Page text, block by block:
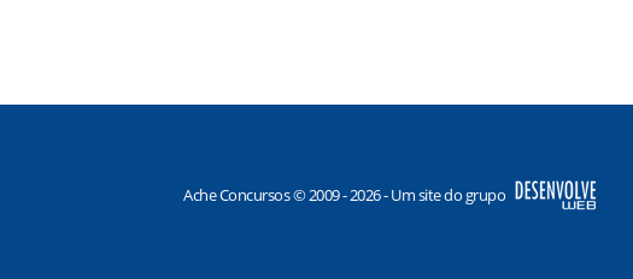
Ache Concursos © 2009 - 2026 - Um site do grupo